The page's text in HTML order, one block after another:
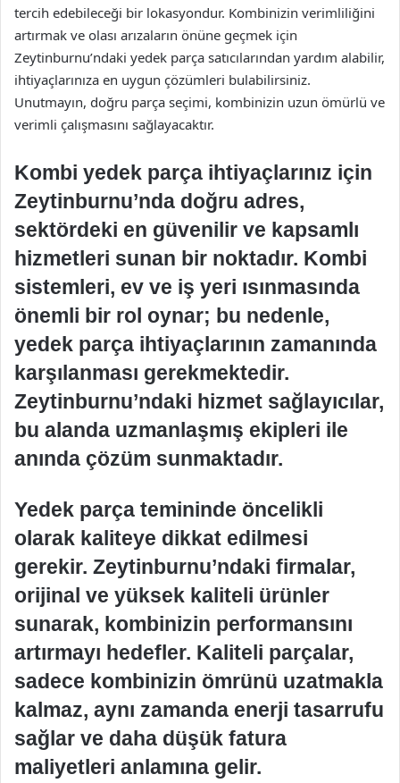
tercih edebileceği bir lokasyondur. Kombinizin verimliliğini
artırmak ve olası arızaların önüne geçmek için
Zeytinburnu’ndaki yedek parça satıcılarından yardım alabilir,
ihtiyaçlarınıza en uygun çözümleri bulabilirsiniz.
Unutmayın, doğru parça seçimi, kombinizin uzun ömürlü ve
verimli çalışmasını sağlayacaktır.
Kombi yedek parça ihtiyaçlarınız için
Zeytinburnu’nda doğru adres,
sektördeki en güvenilir ve kapsamlı
hizmetleri sunan bir noktadır. Kombi
sistemleri, ev ve iş yeri ısınmasında
önemli bir rol oynar; bu nedenle,
yedek parça ihtiyaçlarının zamanında
karşılanması gerekmektedir.
Zeytinburnu’ndaki hizmet sağlayıcılar,
bu alanda uzmanlaşmış ekipleri ile
anında çözüm sunmaktadır.
Yedek parça temininde öncelikli
olarak kaliteye dikkat edilmesi
gerekir. Zeytinburnu’ndaki firmalar,
orijinal ve yüksek kaliteli ürünler
sunarak, kombinizin performansını
artırmayı hedefler. Kaliteli parçalar,
sadece kombinizin ömrünü uzatmakla
kalmaz, aynı zamanda enerji tasarrufu
sağlar ve daha düşük fatura
maliyetleri anlamına gelir.